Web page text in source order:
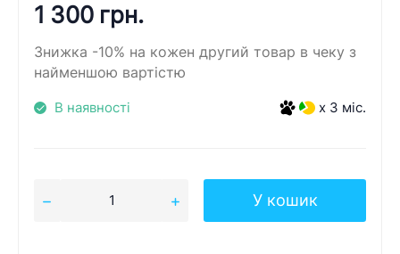
1 300 грн.
Знижка -10% на кожен другий товар в чеку з
найменшою вартістю
В наявності x 3 міс.
У кошик